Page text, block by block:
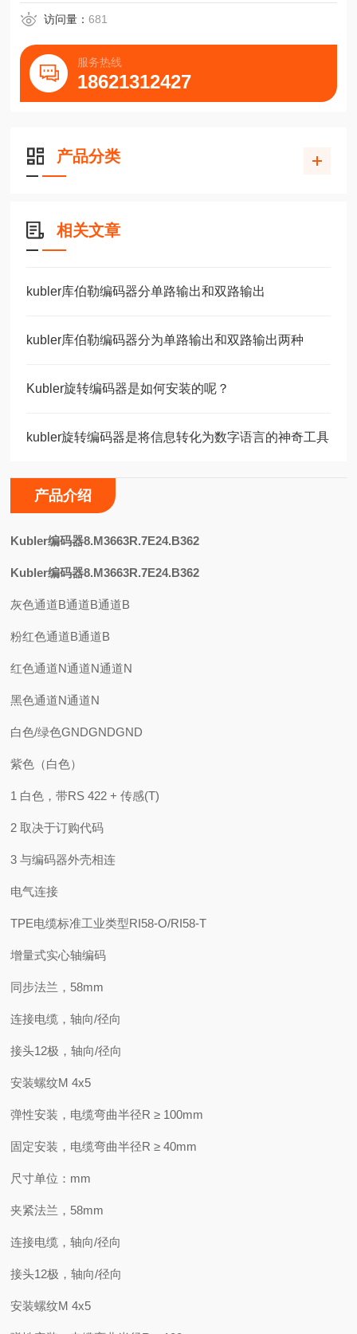
2 输出说明及技术数据，请参见“技术基础"部分。
访问量：681
服务热线
18621312427
产品分类
相关文章
kubler库伯勒编码器分单路输出和双路输出
kubler库伯勒编码器分为单路输出和双路输出两种
Kubler旋转编码器是如何安装的呢？
kubler旋转编码器是将信息转化为数字语言的神奇工具
产品介绍
Kubler编码器8.M3663R.7E24.B362
Kubler编码器8.M3663R.7E24.B362
灰色通道B通道B通道B
粉红色通道B通道B
红色通道N通道N通道N
黑色通道N通道N
白色/绿色GNDGNDGND
紫色（白色）
1 白色，带RS 422 + 传感(T)
2 取决于订购代码
3 与编码器外壳相连
电气连接
TPE电缆标准工业类型RI58-O/RI58-T
增量式实心轴编码
同步法兰，58mm
连接电缆，轴向/径向
接头12极，轴向/径向
安装螺纹M 4x5
弹性安装，电缆弯曲半径R ≥ 100mm
固定安装，电缆弯曲半径R ≥ 40mm
尺寸单位：mm
夹紧法兰，58mm
连接电缆，轴向/径向
接头12极，轴向/径向
安装螺纹M 4x5